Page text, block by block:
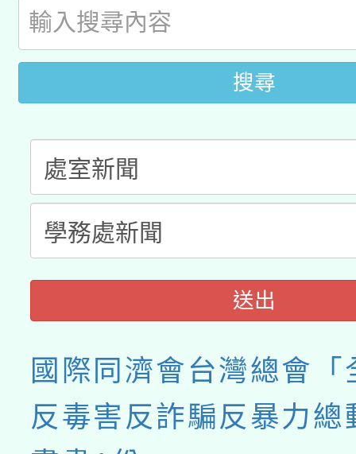
動」
開 智慧啟航」
搜尋
送出
國際同濟會台灣總會
反毒害反詐騙反暴力總